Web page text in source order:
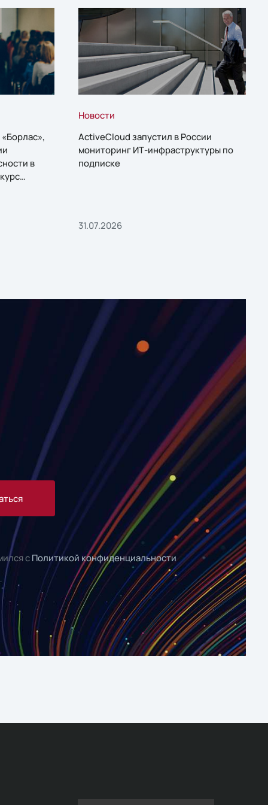
в
Новости
ActiveCloud запустил в России
мониторинг ИТ-инфраструктуры по
подписке
31.07.2026
сПолитикой конфиденциальности